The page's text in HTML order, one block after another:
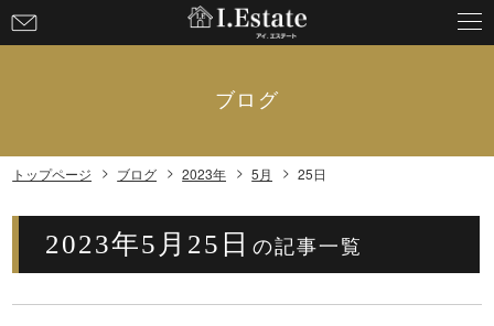
問
せ
ブログ
トップページ ブログ 2023年 5月 25日
2023年5月25日 の記事一覧